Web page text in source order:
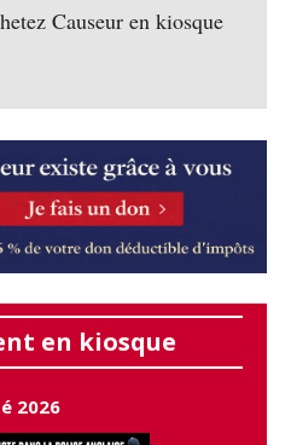
Causeur en kiosque
en kiosque
2026